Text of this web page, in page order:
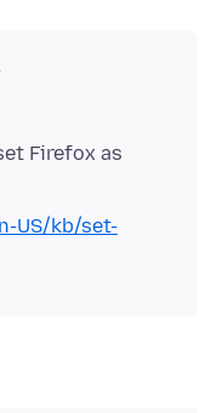
Firefox as
US/kb/set-